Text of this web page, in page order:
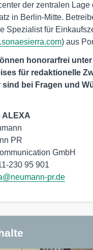
der zentralen Lage
in Berlin-Mitte.
Spezialist für
) aus
honorarfrei
für redaktionelle
sind bei Fragen und
ALEXA
PR
GmbH
230 95 901
pr.de